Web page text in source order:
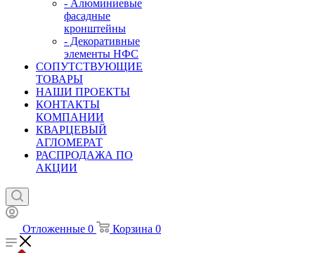
- Алюминиевые
фасадные
кронштейны
- Декоративные
элементы НФС
СОПУТСТВУЮЩИЕ
ТОВАРЫ
НАШИ ПРОЕКТЫ
КОНТАКТЫ
КОМПАНИИ
КВАРЦЕВЫЙ
АГЛОМЕРАТ
РАСПРОДАЖА ПО
АКЦИИ
Отложенные 0 Корзина 0